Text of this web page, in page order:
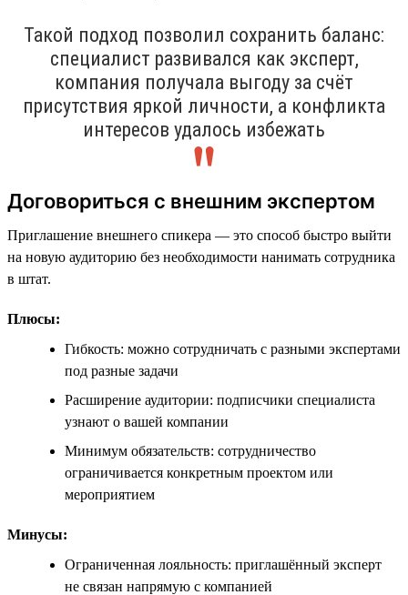
Такой подход позволил сохранить баланс:
специалист развивался как эксперт,
компания получала выгоду за счёт
присутствия яркой личности, а конфликта
интересов удалось избежать
Договориться с внешним экспертом
Приглашение внешнего спикера — это способ быстро выйти
на новую аудиторию без необходимости нанимать сотрудника
в штат.
Плюсы:
Гибкость: можно сотрудничать с разными экспертами
под разные задачи
Расширение аудитории: подписчики специалиста
узнают о вашей компании
Минимум обязательств: сотрудничество
ограничивается конкретным проектом или
мероприятием
Минусы:
Ограниченная лояльность: приглашённый эксперт
не связан напрямую с компанией